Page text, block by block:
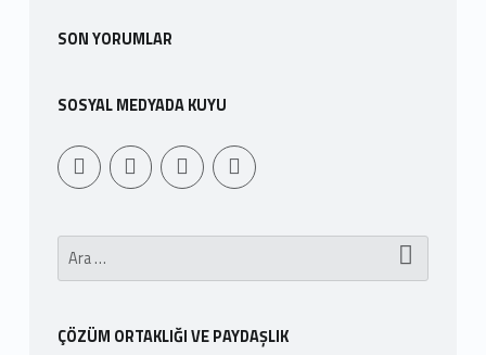
SON YORUMLAR
SOSYAL MEDYADA KUYU
WebMan on Facebook
YoutubeWebMan DesignSepet
Arama:
ÇÖZÜM ORTAKLIĞI VE PAYDAŞLIK